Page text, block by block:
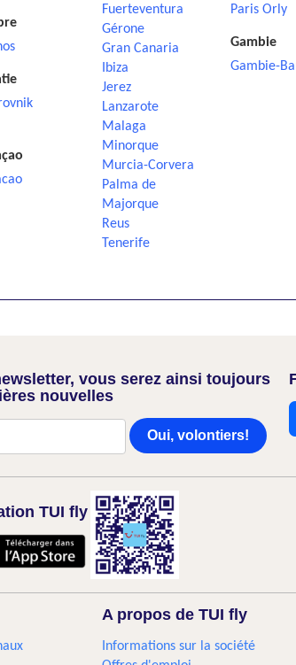
Fuerteventura
Gérone
Gran Canaria
Ibiza
Jerez
Lanzarote
Malaga
Minorque
Murcia-Corvera
Palma de
Majorque
Reus
Tenerife
Paris Orly
Gambie
Gambie-
vous serez ainsi toujours
nouvelles
Oui, volontiers!
TUI fly
A propos de TUI fly
Informations sur la société